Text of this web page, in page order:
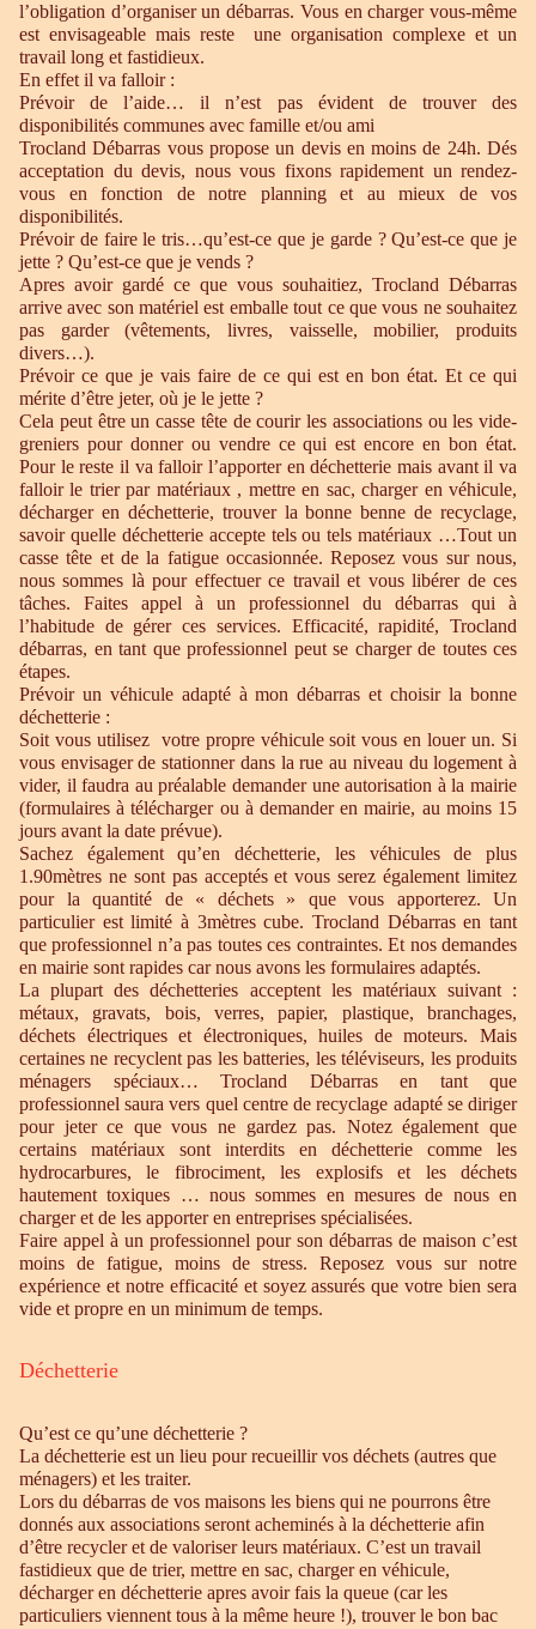
l’obligation d’organiser un débarras. Vous en charger vous-même
est envisageable mais reste une organisation complexe et un
travail long et fastidieux.
En effet il va falloir :
Prévoir de l’aide… il n’est pas évident de trouver des
disponibilités communes avec famille et/ou ami
Trocland Débarras vous propose un devis en moins de 24h. Dés
acceptation du devis, nous vous fixons rapidement un rendez-
vous en fonction de notre planning et au mieux de vos
disponibilités.
Prévoir de faire le tris…qu’est-ce que je garde ? Qu’est-ce que je
jette ? Qu’est-ce que je vends ?
Apres avoir gardé ce que vous souhaitiez, Trocland Débarras
arrive avec son matériel est emballe tout ce que vous ne souhaitez
pas garder (vêtements, livres, vaisselle, mobilier, produits
divers…).
Prévoir ce que je vais faire de ce qui est en bon état. Et ce qui
mérite d’être jeter, où je le jette ?
Cela peut être un casse tête de courir les associations ou les vide-
greniers pour donner ou vendre ce qui est encore en bon état.
Pour le reste il va falloir l’apporter en déchetterie mais avant il va
falloir le trier par matériaux , mettre en sac, charger en véhicule,
décharger en déchetterie, trouver la bonne benne de recyclage,
savoir quelle déchetterie accepte tels ou tels matériaux …Tout un
casse tête et de la fatigue occasionnée. Reposez vous sur nous,
nous sommes là pour effectuer ce travail et vous libérer de ces
tâches. Faites appel à un professionnel du débarras qui à
l’habitude de gérer ces services. Efficacité, rapidité, Trocland
débarras, en tant que professionnel peut se charger de toutes ces
étapes.
Prévoir un véhicule adapté à mon débarras et choisir la bonne
déchetterie :
Soit vous utilisez votre propre véhicule soit vous en louer un. Si
vous envisager de stationner dans la rue au niveau du logement à
vider, il faudra au préalable demander une autorisation à la mairie
(formulaires à télécharger ou à demander en mairie, au moins 15
jours avant la date prévue).
Sachez également qu’en déchetterie, les véhicules de plus
1.90mètres ne sont pas acceptés et vous serez également limitez
pour la quantité de « déchets » que vous apporterez. Un
particulier est limité à 3mètres cube. Trocland Débarras en tant
que professionnel n’a pas toutes ces contraintes. Et nos demandes
en mairie sont rapides car nous avons les formulaires adaptés.
La plupart des déchetteries acceptent les matériaux suivant :
métaux, gravats, bois, verres, papier, plastique, branchages,
déchets électriques et électroniques, huiles de moteurs. Mais
certaines ne recyclent pas les batteries, les téléviseurs, les produits
ménagers spéciaux… Trocland Débarras en tant que
professionnel saura vers quel centre de recyclage adapté se diriger
pour jeter ce que vous ne gardez pas. Notez également que
certains matériaux sont interdits en déchetterie comme les
hydrocarbures, le fibrociment, les explosifs et les déchets
hautement toxiques … nous sommes en mesures de nous en
charger et de les apporter en entreprises spécialisées.
Faire appel à un professionnel pour son débarras de maison c’est
moins de fatigue, moins de stress. Reposez vous sur notre
expérience et notre efficacité et soyez assurés que votre bien sera
vide et propre en un minimum de temps.
Déchetterie
Qu’est ce qu’une déchetterie ?
La déchetterie est un lieu pour recueillir vos déchets (autres que
ménagers) et les traiter.
Lors du débarras de vos maisons les biens qui ne pourrons être
donnés aux associations seront acheminés à la déchetterie afin
d’être recycler et de valoriser leurs matériaux. C’est un travail
fastidieux que de trier, mettre en sac, charger en véhicule,
décharger en déchetterie apres avoir fais la queue (car les
particuliers viennent tous à la même heure !), trouver le bon bac